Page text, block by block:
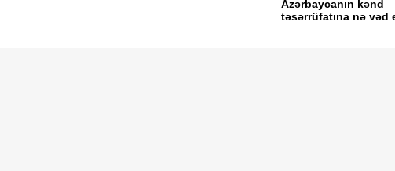
Azərbaycanın kənd
təsərrüfatına nə vəd